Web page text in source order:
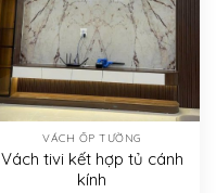
VÁCH ỐP TƯỜNG
Vách tivi kết hợp tủ cánh
kính